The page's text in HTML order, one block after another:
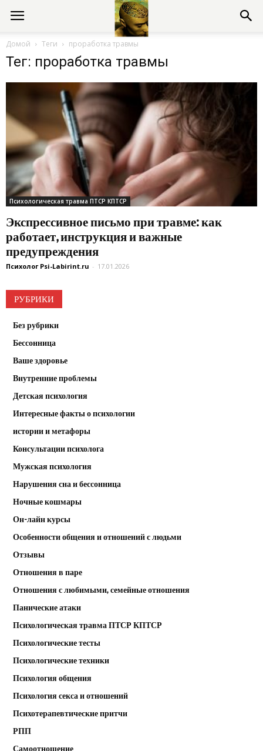
Консультации
психолога
онлайн
Домой Теги проработка травмы
Тег: проработка травмы
Психологическая травма ПТСР КПТСР
Экспрессивное письмо при травме: как
работает, инструкция и важные
предупреждения
Психолог Psi-Labirint.ru - 17.01.2026
РУБРИКИ
Без рубрики
Бессонница
Ваше здоровье
Внутренние проблемы
Детская психология
Интересные факты о психологии
истории и метафоры
Консультации психолога
Мужская психология
Нарушения сна и бессонница
Ночные кошмары
Он-лайн курсы
Особенности общения и отношений с людьми
Отзывы
Отношения в паре
Отношения с любимыми, семейные отношения
Панические атаки
Психологическая травма ПТСР КПТСР
Психологические тесты
Психологические техники
Психология общения
Психология секса и отношений
Психотерапевтические притчи
РПП
Самоотношение